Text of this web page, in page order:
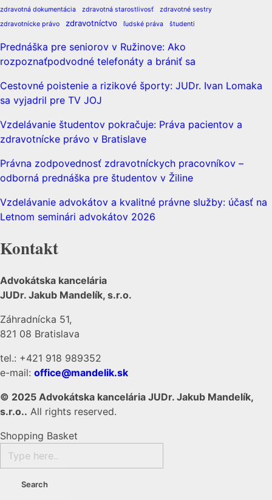
zdravotná dokumentácia zdravotná starostlivosť
zdravotné sestry
zdravotnícke právo
zdravotníctvo ľudské práva študenti
Prednáška pre seniorov v Ružinove: Ako
rozpoznaťpodvodné telefonáty a brániť sa
Cestovné poistenie a rizikové športy: JUDr. Ivan Lomaka
sa vyjadril pre TV JOJ
Vzdelávanie študentov pokračuje: Práva pacientov a
zdravotnícke právo v Bratislave
Právna zodpovednosť zdravotníckych pracovníkov –
odborná prednáška pre študentov v Žiline
Vzdelávanie advokátov a kvalitné právne služby: účasť na
Letnom seminári advokátov 2026
Kontakt
Advokátska kancelária
JUDr. Jakub Mandelík, s.r.o.
Záhradnícka 51,
821 08 Bratislava
tel.: +421 918 989352
e-mail: office@mandelik.sk
© 2025 Advokátska kancelária JUDr. Jakub Mandelík,
s.r.o.. All rights reserved.
Shopping Basket